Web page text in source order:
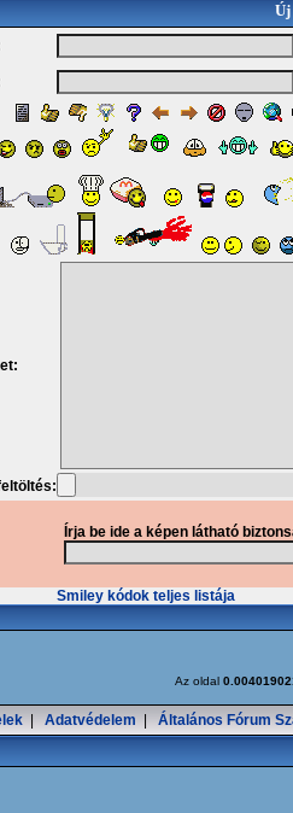
Új
Írja be ide a képen látható
Smiley kódok teljes listája
Az oldal
Adatvédelem Általános Fórum